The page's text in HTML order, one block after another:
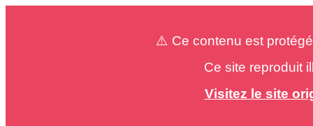
⚠️ Ce contenu est
Ce site reproduit
Visitez le site